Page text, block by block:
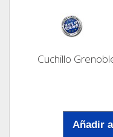
Cuchillo
Añadir